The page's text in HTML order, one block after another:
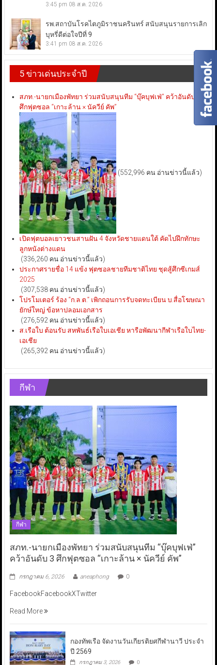
3:45 pm 08 ส.ค. 2026
รพ.สถาบันโรคไตภูมิราชนครินทร์ สนับสนุนรายการเลิก
บุหรี่ดีต่อใจปีที่ 9
3:41 pm 08 ส.ค. 2026
5 ข่าวเด่นประจำปี
สภท.-นายกเมืองพัทยา ร่วมสนับสนุนทีม “บุ๊คบุฟเฟ่” คว้าอันดับ 3
ศึกฟุตซอล “เกาะล้าน × นัควีย์ คัพ”
(552,996 คน อ่านข่าวนี้แล้ว)
เปิดฟุตบอลเยาวชนสานฝัน 4 จังหวัดชายแดนใต้ คัดไปฝึกทักษะ
ลูกหนังต่างแดน
(336,260 คน อ่านข่าวนี้แล้ว)
ประกาศรายชื่อ 14 แข้ง ฟุตซอลชายทีมชาติไทย ชุดสู้ศึกซีเกมส์
2025
(307,538 คน อ่านข่าวนี้แล้ว)
โปรโมเตอร์ ร้อง “ก.ล.ต.” เพิกถอนการรับจดทะเบียน บ.สื่อโฆษณา
ยักษ์ใหญ่ ข้อหาปลอมเอกสาร
(276,592 คน อ่านข่าวนี้แล้ว)
ส.เรือใบ ต้อนรับ สหพันธ์เรือใบเอเชีย หารือพัฒนากีฬาเรือใบไทย-
เอเชีย
(265,392 คน อ่านข่าวนี้แล้ว)
กีฬา
กีฬา
สภท.-นายกเมืองพัทยา ร่วมสนับสนุนทีม “บุ๊คบุฟเฟ่”
คว้าอันดับ 3 ศึกฟุตซอล “เกาะล้าน × นัควีย์ คัพ”
กรกฎาคม 6, 2026 aneaphong 0
FacebookFacebookXTwitter
Read More
กองทัพเรือ จัดงานวันเกียรติยศกีฬานาวี ประจำ
ปี 2569
กรกฎาคม 3, 2026 0